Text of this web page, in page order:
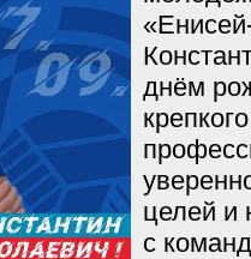
днём
целей и
с